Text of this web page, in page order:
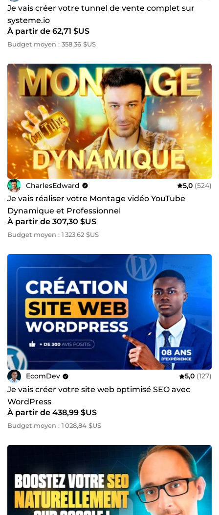
Je vais créer votre tunnel de vente complet sur
systeme.io
À partir de 62,71 $US
Budget moyen : 358,36 $US
CharlesEdward 5,0 (524)
Je vais réaliser votre Montage vidéo YouTube
Dynamique et Professionnel
À partir de 307,30 $US
Budget moyen : 1 323,62 $US
EcomDev 5,0 (127)
Je vais créer votre site web optimisé SEO avec
WordPress
À partir de 438,99 $US
Budget moyen : 1 028,84 $US